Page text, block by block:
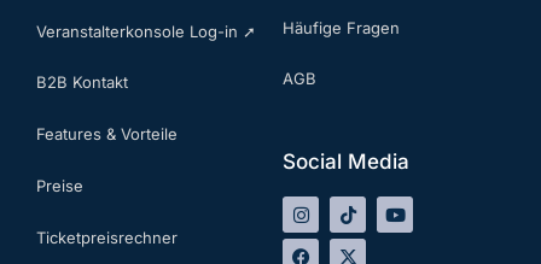
Veranstalterkonsole Log-in ➚
B2B Kontakt
Features & Vorteile
Preise
Ticketpreisrechner
Häufige Fragen
AGB
Social Media